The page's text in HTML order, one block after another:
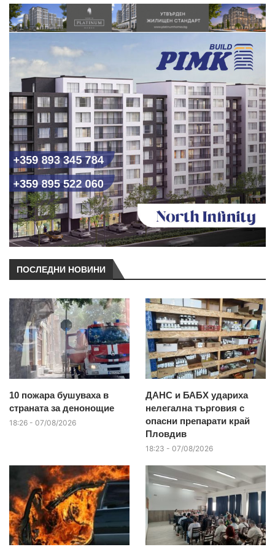
ПОСЛЕДНИ НОВИНИ
10 пожара бушуваха в
страната за денонощие
18:26 - 07/08/2026
ДАНС и БАБХ удариха
нелегална търговия с
опасни препарати край
Пловдив
18:23 - 07/08/2026